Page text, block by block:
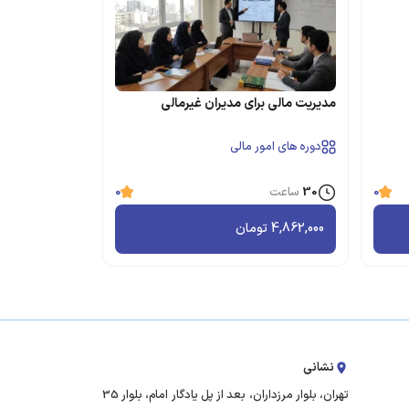
0
مدیریت مالی برای مدیران غیرمالی
دوره های امور مالی
30 ساعت 0
4,862,000تومان
نشانی
تهران، بلوار مرزداران، بعد از پل یادگار امام، بلوار 35